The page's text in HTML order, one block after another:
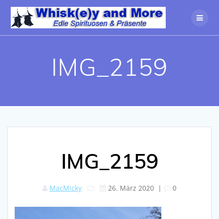
Zum
Inhalt
springen
IMG_2159
IMG_2159
MacMicky 26. März 2020 | 0